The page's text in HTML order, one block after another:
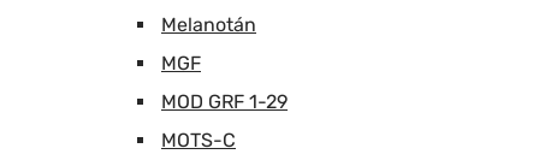
Melanotán
MGF
MOD GRF 1-29
MOTS-C